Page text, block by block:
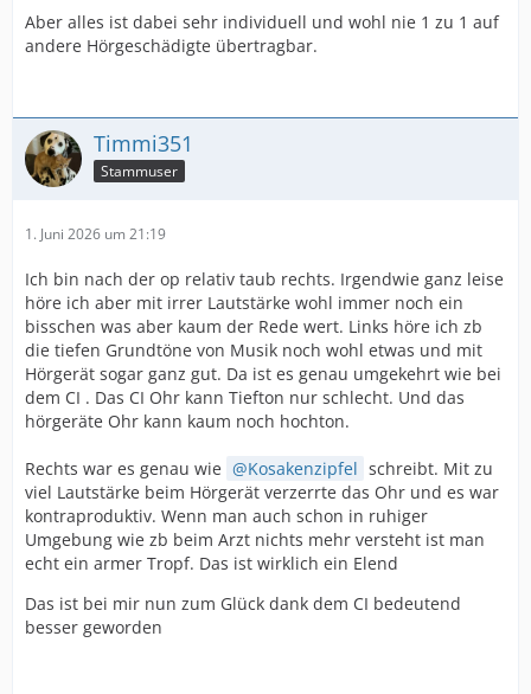
Aber alles ist dabei sehr individuell und wohl nie 1 zu 1 auf
andere Hörgeschädigte übertragbar.
Timmi351
Stammuser
1. Juni 2026 um 21:19
Ich bin nach der op relativ taub rechts. Irgendwie ganz leise
höre ich aber mit irrer Lautstärke wohl immer noch ein
bisschen was aber kaum der Rede wert. Links höre ich zb
die tiefen Grundtöne von Musik noch wohl etwas und mit
Hörgerät sogar ganz gut. Da ist es genau umgekehrt wie bei
dem CI . Das CI Ohr kann Tiefton nur schlecht. Und das
hörgeräte Ohr kann kaum noch hochton.
Rechts war es genau wie Kosakenzipfel schreibt. Mit zu
viel Lautstärke beim Hörgerät verzerrte das Ohr und es war
kontraproduktiv. Wenn man auch schon in ruhiger
Umgebung wie zb beim Arzt nichts mehr versteht ist man
echt ein armer Tropf. Das ist wirklich ein Elend
Das ist bei mir nun zum Glück dank dem CI bedeutend
besser geworden